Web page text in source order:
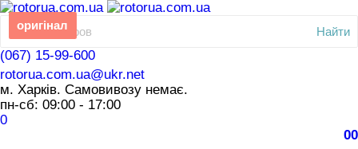
Найти
(067) 15-99-600
rotorua.com.ua@ukr.net
м. Харків. Самовивозу немає.
пн-сб: 09:00 - 17:00
0
00
оригінал